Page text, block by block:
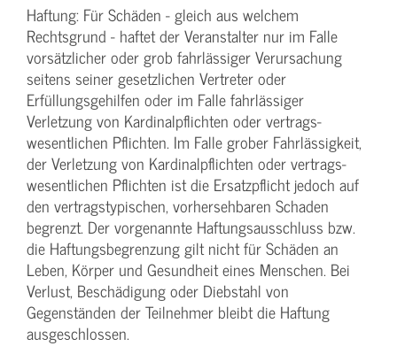
Haftung: Für Schäden - gleich aus welchem
Rechtsgrund - haftet der Veranstalter nur im Falle
vorsätzlicher oder grob fahrlässiger Verursachung
seitens seiner gesetzlichen Vertreter oder
Erfüllungsgehilfen oder im Falle fahrlässiger
Verletzung von Kardinalpflichten oder vertrags­
wesentlichen Pflichten. Im Falle grober Fahrlässigkeit,
der Verletzung von Kardinalpflichten oder vertrags­
wesentlichen Pflichten ist die Ersatzpflicht jedoch auf
den vertragstypischen, vorhersehbaren Schaden
begrenzt. Der vorgenannte Haftungs­ausschluss bzw.
die Haftungs­begrenzung gilt nicht für Schäden an
Leben, Körper und Gesundheit eines Menschen. Bei
Verlust, Beschädigung oder Diebstahl von
Gegenständen der Teilnehmer bleibt die Haftung
ausgeschlossen.